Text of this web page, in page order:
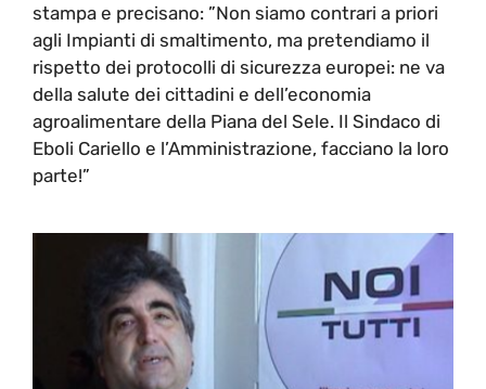
stampa e precisano: ”Non siamo contrari a priori
agli Impianti di smaltimento, ma pretendiamo il
rispetto dei protocolli di sicurezza europei: ne va
della salute dei cittadini e dell’economia
agroalimentare della Piana del Sele. Il Sindaco di
Eboli Cariello e l’Amministrazione, facciano la loro
parte!”